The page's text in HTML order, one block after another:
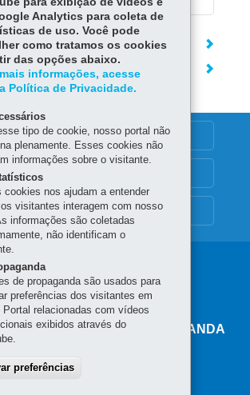
SITE
CORRUPÇÃO
DE EDUCAÇÃO DE LOANDA
000-Loanda
Analytics para coleta de
de uso. Você pode
como tratamos os cookies
das opções abaixo.
mais informações, acesse
Política de Privacidade.
tipo de cookie, nosso portal não
plenamente. Esses cookies não
informações sobre o visitante.
cookies nos ajudam a entender
visitantes interagem com nosso
informações são coletadas
não identificam o
de propaganda são usados para
preferências dos visitantes em
Portal relacionadas com vídeos
exibidos através do
preferências